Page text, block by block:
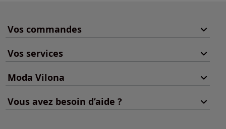
Vos commandes
Vos services
Moda Vilona
Vous avez besoin d’aide ?